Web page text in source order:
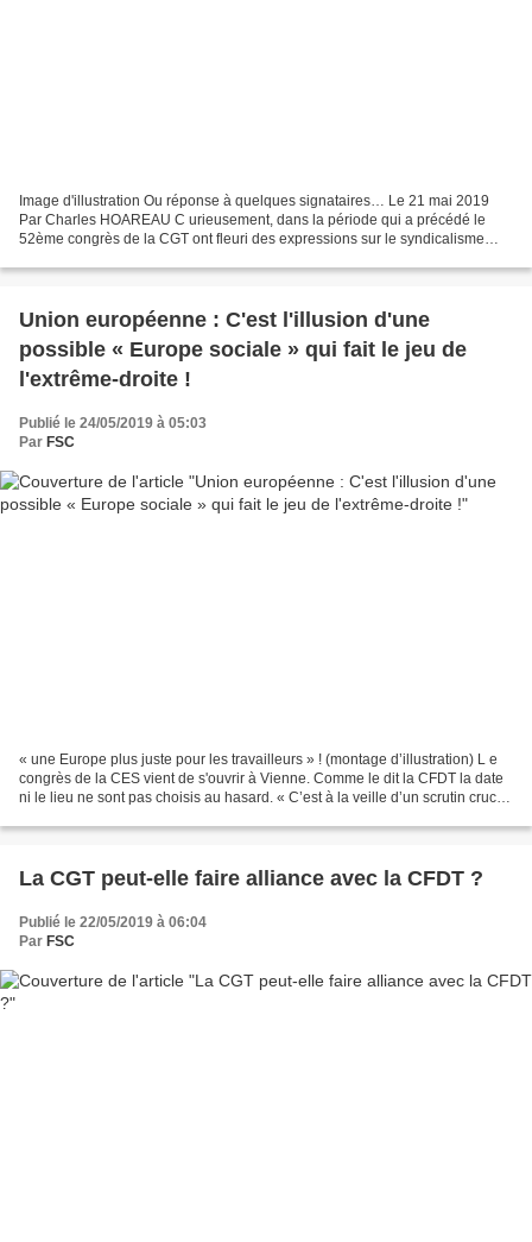
Image d'illustration Ou réponse à quelques signataires… Le 21 mai 2019
Par Charles HOAREAU C urieusement, dans la période qui a précédé le
52ème congrès de la CGT ont fleuri des expressions sur le syndicalisme
Union européenne : C'est l'illusion d'une
possible « Europe sociale » qui fait le jeu de
l'extrême-droite !
Publié le 24/05/2019 à 05:03
Par FSC
« une Europe plus juste pour les travailleurs » ! (montage d’illustration) L e
congrès de la CES vient de s'ouvrir à Vienne. Comme le dit la CFDT la date
ni le lieu ne sont pas choisis au hasard. « C’est à la veille d’un scrutin crucial
La CGT peut-elle faire alliance avec la CFDT ?
Publié le 22/05/2019 à 06:04
Par FSC